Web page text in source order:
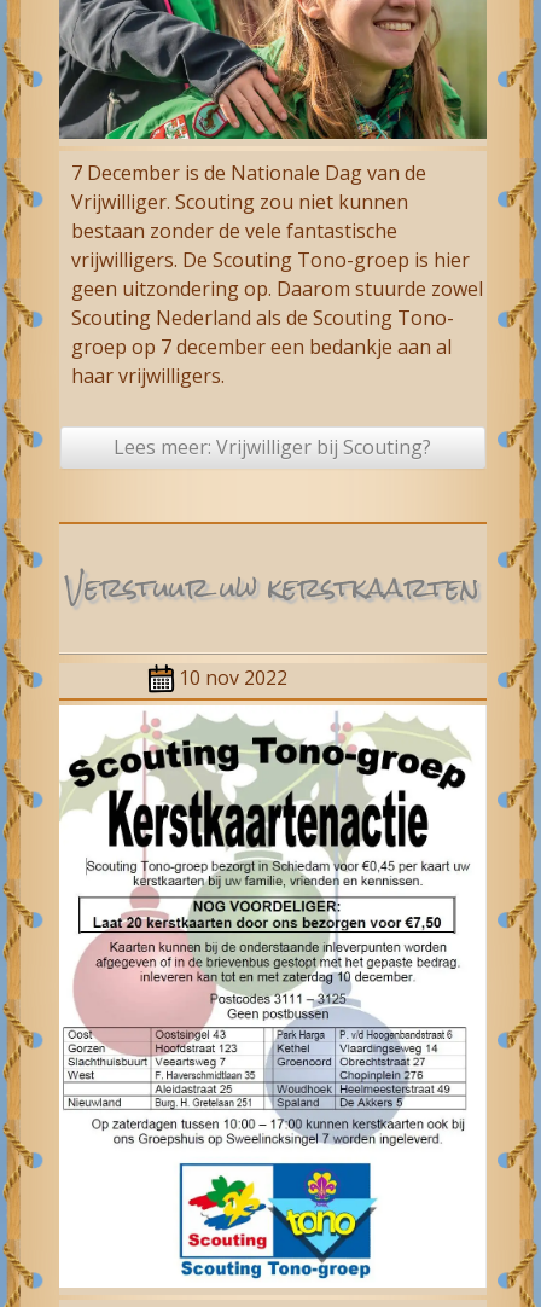
7 December is de Nationale Dag van de
Vrijwilliger. Scouting zou niet kunnen
bestaan zonder de vele fantastische
vrijwilligers. De Scouting Tono-groep is hier
geen uitzondering op. Daarom stuurde zowel
Scouting Nederland als de Scouting Tono-
groep op 7 december een bedankje aan al
haar vrijwilligers.
Lees meer: Vrijwilliger bij Scouting?
Verstuur uw kerst­kaarten
10 nov 2022